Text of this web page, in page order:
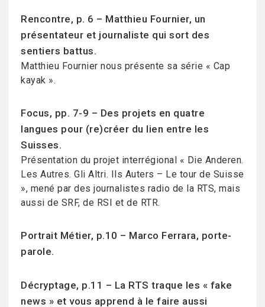
Rencontre, p. 6 – Matthieu Fournier, un
présentateur et journaliste qui sort des
sentiers battus.
Matthieu Fournier nous présente sa série « Cap
kayak ».
Focus, pp. 7-9 – Des projets en quatre
langues pour (re)créer du lien entre les
Suisses.
Présentation du projet interrégional « Die Anderen.
Les Autres. Gli Altri. Ils Auters – Le tour de Suisse
», mené par des journalistes radio de la RTS, mais
aussi de SRF, de RSI et de RTR.
Portrait Métier, p.10 – Marco Ferrara, porte-
parole.
Décryptage, p.11 – La RTS traque les « fake
news » et vous apprend à le faire aussi